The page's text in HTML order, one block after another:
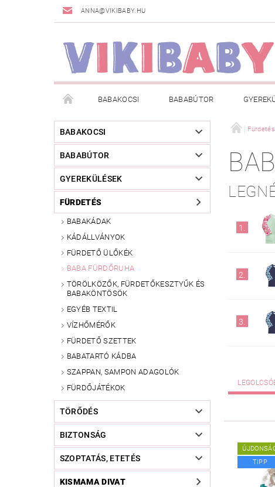
ANNA@VIKIBABY.HU
BABAKOCSI BABABÚTOR
DOGSPACE AKCIÓS TERMÉKEINK
TÖRZSVÁSÁRLÓI PROGRAM RÓLUNK A
BABAKOCSI
BABABÚTOR
GYEREKÜLÉSEK
FÜRDETÉS
BABAKÁDAK
KÁDÁLLVÁNYOK
FÜRDETŐ ÜLŐKÉK
BABA FÜRDŐRUHA
TÖRÖLKÖZŐK, FÜRDETŐKESZTYŰK ÉS
BABAKÖNTÖSÖK
EGYÉB TEXTIL
VÍZHŐMÉRŐK
FÜRDETŐ SZETTEK
BABATARTÓ KÁDBA
SZAPPAN, SAMPON ADAGOLÓK
FÜRDŐJÁTÉKOK
TÖRŐDÉS
BIZTONSÁG
SZOPTATÁS, ETETÉS
KISMAMA DIVAT
Fürdetés
1.
2.
3.
TIPP